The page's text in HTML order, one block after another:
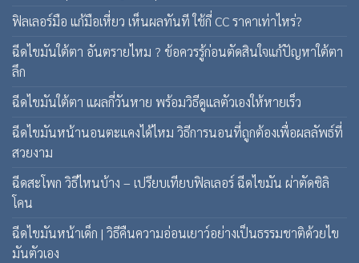
ฟิลเลอร์มือ แก้มือเหี่ยว เห็นผลทันที ใช้กี่ CC ราคาเท่าไหร่?
ฉีดไขมันใต้ตา อันตรายไหม ? ข้อควรรู้ก่อนตัดสินใจแก้ปัญหาใต้ตา
ลึก
ฉีดไขมันใต้ตา แผลกี่วันหาย พร้อมวิธีดูแลตัวเองให้หายเร็ว
ฉีดไขมันหน้านอนตะแคงได้ไหม วิธีการนอนที่ถูกต้องเพื่อผลลัพธ์ที่
สวยงาม
ฉีดสะโพก วิธีไหนบ้าง – เปรียบเทียบฟิลเลอร์ ฉีดไขมัน ผ่าตัดซิลิ
โคน
ฉีดไขมันหน้าเด็ก | วิธีคืนความอ่อนเยาว์อย่างเป็นธรรมชาติด้วยไข
มันตัวเอง